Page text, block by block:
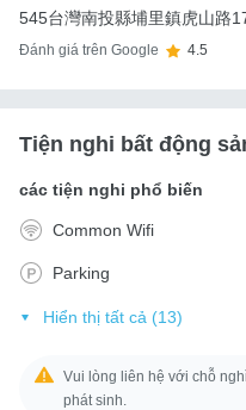
545台灣南投縣埔里鎮虎山路
Đánh giá trên Google 4.5
Tiện nghi bất động
các tiện nghi phổ biến
Common Wifi
Parking
Hiển thị tất cả (13)
Vui lòng liên hệ với chỗ
phát sinh.